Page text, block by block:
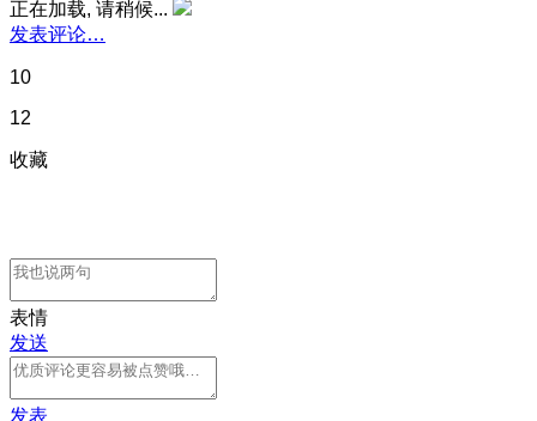
正在加载, 请稍候...
发表评论…
10
12
收藏
表情
发送
发表